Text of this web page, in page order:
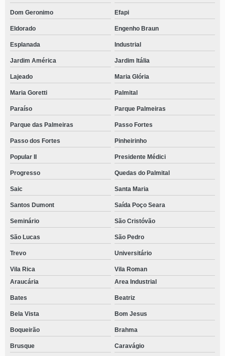
Dom Geronimo Efapi
Eldorado Engenho Braun
Esplanada Industrial
Jardim América Jardim Itália
Lajeado Maria Glória
Maria Goretti Palmital
Paraíso Parque Palmeiras
Parque das Palmeiras Passo Fortes
Passo dos Fortes Pinheirinho
Popular II Presidente Médici
Progresso Quedas do Palmital
Saic Santa Maria
Santos Dumont Saída Poço Seara
Seminário São Cristóvão
São Lucas São Pedro
Trevo Universitário
Vila Rica
Vila Roman
Araucária
Area Industrial
Bates Beatriz
Bela Vista Bom Jesus
Boqueirão Brahma
Brusque Caravágio